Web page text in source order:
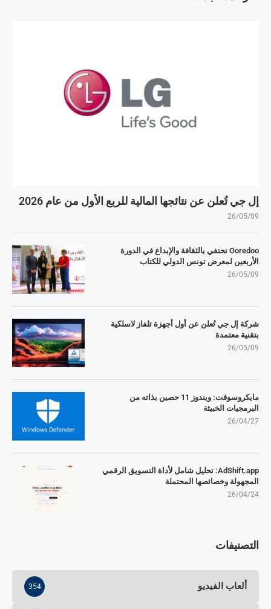
إل جي تُعلن عن نتائجها المالية للربع الأول من عام 2026
26/05/09
Ooredoo تحتفي بالثقافة والإبداع في الدورة
الأربعين لمعرض تونس الدولي للكتاب
26/05/09
شركة إل جي تُعلن عن أول أجهزة تلفاز لاسلكية
بتقنية معتمدة
26/05/09
مايكروسوفت: ويندوز 11 حصين بذاته من
البرمجيات الخبيثة
26/04/27
AdShift.app: تحليل شامل لأداة التسويق الرقمي
المجهولة وخصائصها المحتملة
26/04/24
التصنيفات
ألعاب الفيديو 354